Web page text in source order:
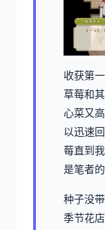
收获第
草莓和
心菜又
以迅速
莓直到
是笔者
种子没
季节花